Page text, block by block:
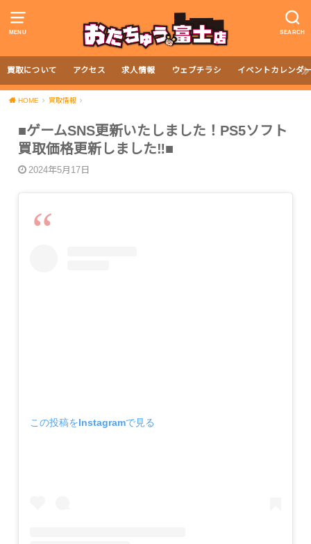
MENU SEARCH
買取について アクセス 求人情報 ウェブチラシ イベントカレンダ
HOME 買取情報
■ゲームSNS更新いたしました！PS5ソフト
買取価格更新しました‼︎■
2024年5月17日
この投稿をInstagramで見る